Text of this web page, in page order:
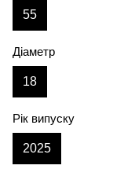
55
Діаметр
18
Рік випуску
2025